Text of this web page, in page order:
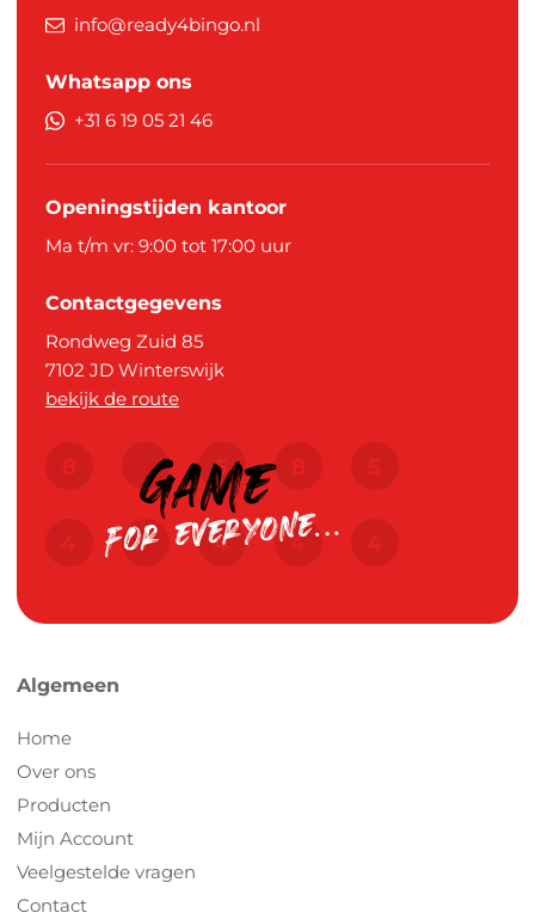
info@ready4bingo.nl
Whatsapp ons
+31 6 19 05 21 46
Openingstijden kantoor
Ma t/m vr: 9:00 tot 17:00 uur
Contactgegevens
Rondweg Zuid 85
7102 JD Winterswijk
bekijk de route
Algemeen
Home
Over ons
Producten
Mijn Account
Veelgestelde vragen
Contact